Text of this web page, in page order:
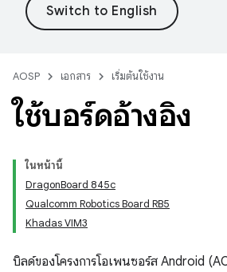
AOSP เอกสาร เริ่มต้นใช้งาน
ใช้บอร์ดอ้างอิง
ในหน้านี้
DragonBoard 845c
Qualcomm Robotics Board RB5
Khadas VIM3
บิลด์ของโครงการโอเพนซอร์ส Android